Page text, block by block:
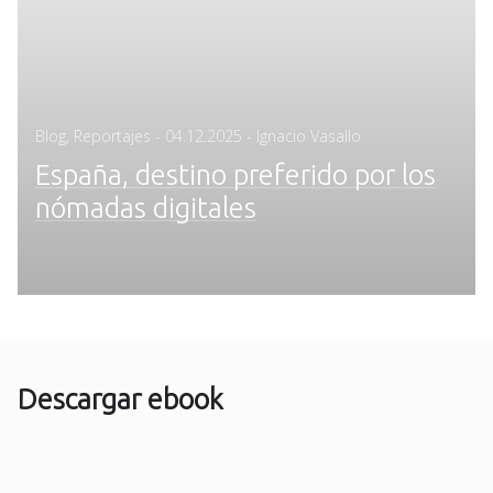
Blog Reportajes - Posted
04.12.2025 - Ignacio Vasallo
España, destino preferido por los
nómadas digitales
Descargar ebook